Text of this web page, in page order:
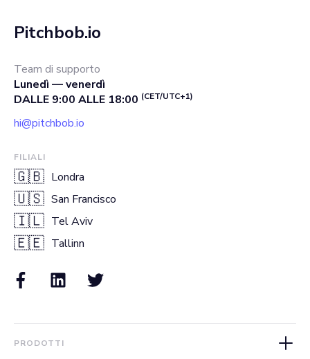
Pitchbob.io
Team di supporto
Lunedì — venerdì
DALLE 9:00 ALLE 18:00 (CET/UTC+1)
hi@pitchbob.io
FILIALI
🇬🇧 Londra
🇺🇸 San Francisco
🇮🇱 Tel Aviv
🇪🇪 Tallinn
PRODOTTI